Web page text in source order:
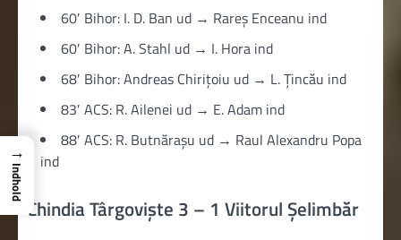
60′ Bihor: I. D. Ban ud → Rareș Enceanu ind
60′ Bihor: A. Stahl ud → I. Hora ind
68′ Bihor: Andreas Chirițoiu ud → L. Țincău ind
83′ ACS: R. Ailenei ud → E. Adam ind
88′ ACS: R. Butnărașu ud → Raul Alexandru Popa
ind
Chindia Târgoviște 3 – 1 Viitorul Şelimbăr
→
Indhold